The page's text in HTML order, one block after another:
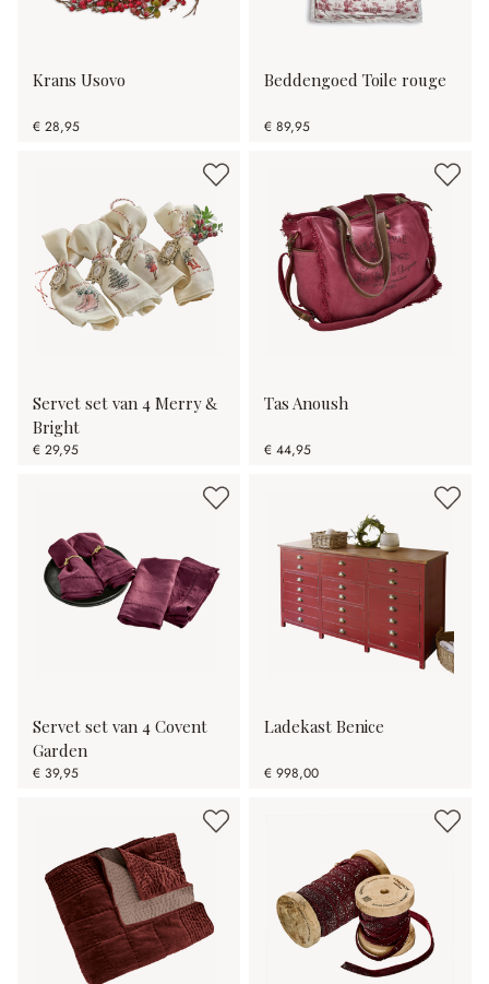
Krans Usovo
€ 28,95
Beddengoed Toile rouge
€ 89,95
Servet set van 4 Merry &
Bright
€ 29,95
Tas Anoush
€ 44,95
Servet set van 4 Covent
Garden
€ 39,95
Ladekast Benice
€ 998,00